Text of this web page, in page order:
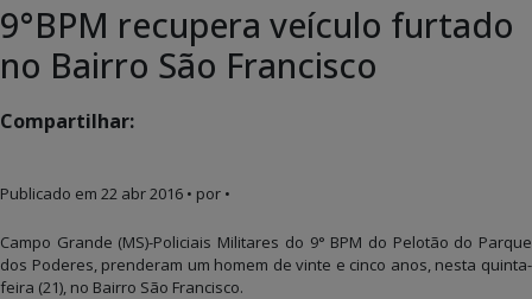
9°BPM recupera veículo furtado
no Bairro São Francisco
Compartilhar:
Publicado em 22 abr 2016 • por •
Campo Grande (MS)-Policiais Militares do 9° BPM do Pelotão do Parque
dos Poderes, prenderam um homem de vinte e cinco anos, nesta quinta-
feira (21), no Bairro São Francisco.